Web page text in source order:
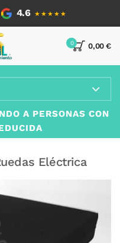
4.6 ★★★★★
0,00 €
0
A PERSONAS CON
Eléctrica